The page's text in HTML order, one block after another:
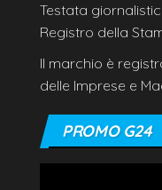
Testata
Registro della
Il marchio è
delle Imprese e
PROMO G24